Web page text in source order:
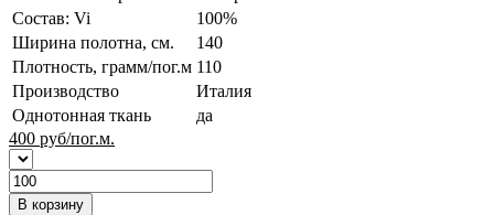
Состав: Vi
100%
Ширина полотна, см.
140
Плотность, грамм/пог.м 110
Производство
Италия
Однотонная ткань
да
400 руб/пог.м.
В корзину